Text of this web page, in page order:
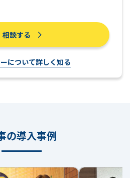
相談する
について詳しく知る
の導入事例